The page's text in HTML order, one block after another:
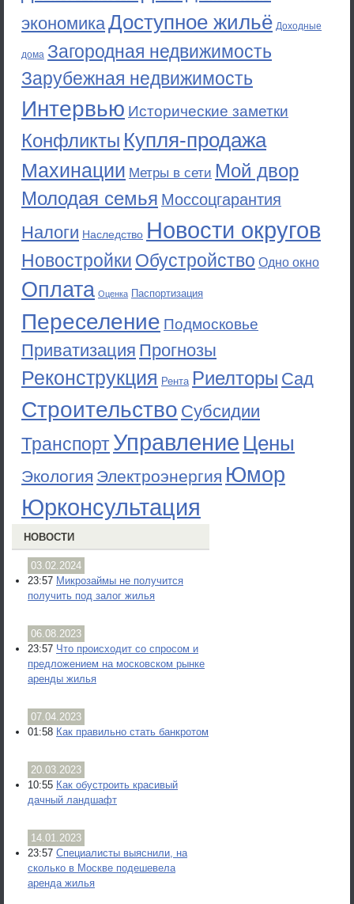
экономикаДоступное жильё Доходные
дома Загородная недвижимость
Зарубежная недвижимость
Интервью Исторические заметки
Конфликты Купля-продажа
Махинации Метры в сети Мой двор
Молодая семья Моссоцгарантия
Налоги Наследство Новости округов
Новостройки Обустройство Одно окно
Оплата Оценка Паспортизация
Переселение Подмосковье
Приватизация Прогнозы
Реконструкция Рента Риелторы Сад
Строительство Субсидии
ТранспортУправление Цены
Экология Электроэнергия Юмор
Юрконсультация
НОВОСТИ
03.02.2024
23:57 Микрозаймы не получится
получить под залог жилья
06.08.2023
23:57 Что происходит со спросом и
предложением на московском рынке
аренды жилья
07.04.2023
01:58 Как правильно стать банкротом
20.03.2023
10:55 Как обустроить красивый
дачный ландшафт
14.01.2023
23:57 Специалисты выяснили, на
сколько в Москве подешевела
аренда жилья